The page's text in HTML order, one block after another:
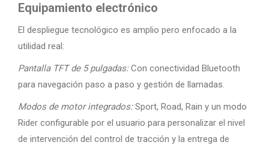
Equipamiento electrónico
El despliegue tecnológico es amplio pero enfocado a la
utilidad real:
Pantalla TFT de 5 pulgadas:Con conectividad Bluetooth
para navegación paso a paso y gestión de llamadas.
Modos de motor integrados:Sport, Road, Rain y un modo
Rider configurable por el usuario para personalizar el nivel
de intervención del control de tracción y la entrega de